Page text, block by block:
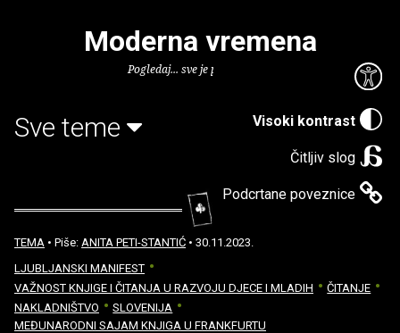
Visoki kontrast
Čitljiv slog
Podcrtane poveznice
Moderna vremena
Pogledaj... sve je puno knjiga.
Sve teme
TEMA • Piše: ANITA PETI-STANTIĆ • 30.11.2023.
LJUBLJANSKI MANIFEST
VAŽNOST KNJIGE I ČITANJA U RAZVOJU DJECE I MLADIH
ČITANJE
NAKLADNIŠTVO
SLOVENIJA
MEĐUNARODNI SAJAM KNJIGA U FRANKFURTU